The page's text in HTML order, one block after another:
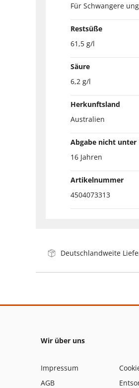
Für Schwangere
Restsüße
61,5 g/l
Säure
6,2 g/l
Herkunftsland
Australien
Abgabe nicht unter
16 Jahren
Artikelnummer
4504073313
Deutschlandweite
Wir über uns
Impressum
AGB